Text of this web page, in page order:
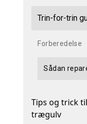
Trin-for-trin
Forberedelse
Sådan
Tips og trick
trægulv